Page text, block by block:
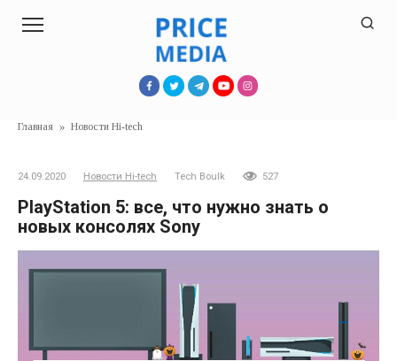
Главная » Новости Hi-tech
24.09.2020 Новости Hi-tech Tech Boulk 527
PlayStation 5: все, что нужно знать о
новых консолях Sony